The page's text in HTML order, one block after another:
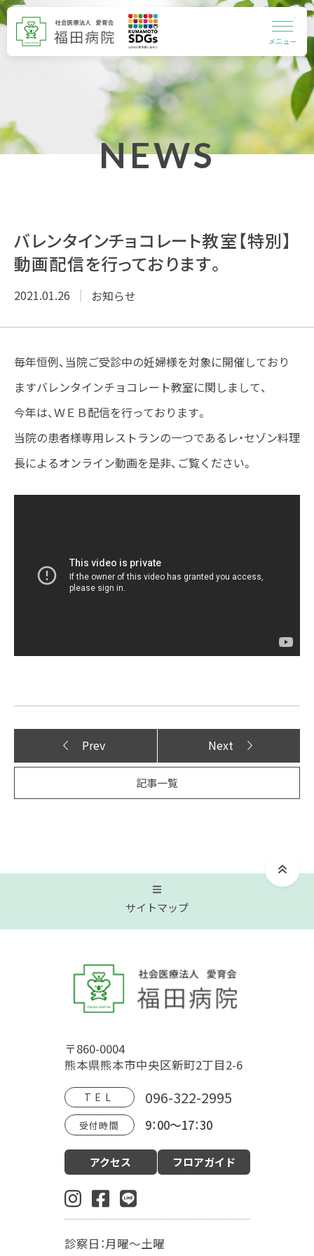
メニュー
NEWS
バレンタインチョコレート教室【特別】
動画配信を行っております。
2021.01.26 お知らせ
毎年恒例、当院ご受診中の妊婦様を対象に開催しており
ますバレンタインチョコレート教室に関しまして、
今年は、ＷＥＢ配信を行っております。
当院の患者様専用レストランの一つであるレ・セゾン料理
長によるオンライン動画を是非、ご覧ください。
Prev Next
記事一覧
サイトマップ
トップページ
病院概要 福田病院の歴史
HOSPITAL MOVIE
診療案内
婦人科・更年期外来
肛門外科
麻酔科
〒860-0004
熊本県熊本市中央区新町2丁目2-6
TEL 096-322-2995
受付時間 9：00～17：30
アクセス フロアガイド
診察日：月曜～土曜